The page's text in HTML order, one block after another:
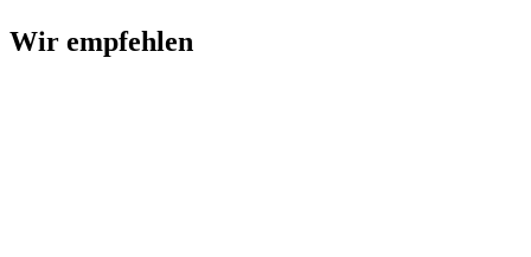
Wir empfehlen